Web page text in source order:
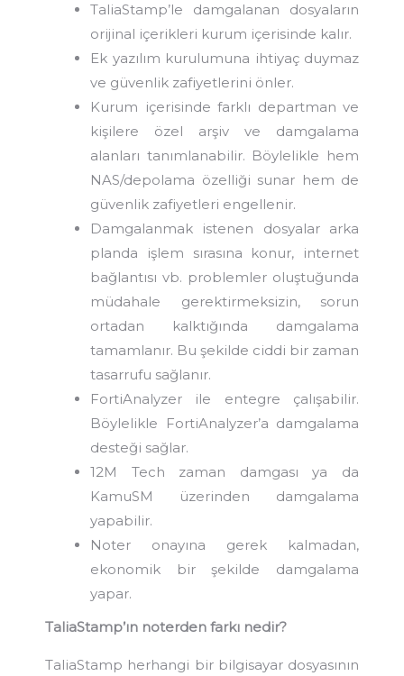
TaliaStamp’le damgalanan dosyaların
orijinal içerikleri kurum içerisinde kalır.
Ek yazılım kurulumuna ihtiyaç duymaz
ve güvenlik zafiyetlerini önler.
Kurum içerisinde farklı departman ve
kişilere özel arşiv ve damgalama
alanları tanımlanabilir. Böylelikle hem
NAS/depolama özelliği sunar hem de
güvenlik zafiyetleri engellenir.
Damgalanmak istenen dosyalar arka
planda işlem sırasına konur, internet
bağlantısı vb. problemler oluştuğunda
müdahale gerektirmeksizin, sorun
ortadan kalktığında damgalama
tamamlanır. Bu şekilde ciddi bir zaman
tasarrufu sağlanır.
FortiAnalyzer ile entegre çalışabilir.
Böylelikle FortiAnalyzer’a damgalama
desteği sağlar.
12M Tech zaman damgası ya da
KamuSM üzerinden damgalama
yapabilir.
Noter onayına gerek kalmadan,
ekonomik bir şekilde damgalama
yapar.
TaliaStamp’ın noterden farkı nedir?
TaliaStamp herhangi bir bilgisayar dosyasının